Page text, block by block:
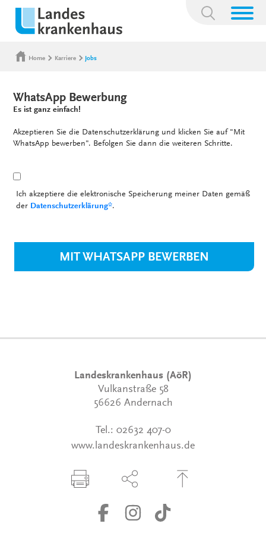
Suchbegriff:
Home Karriere Jobs
WhatsApp Bewerbung
Es ist ganz einfach!
Akzeptieren Sie die Datenschutzerklärung und klicken Sie auf "Mit
WhatsApp bewerben". Befolgen Sie dann die weiteren Schritte.
Ich akzeptiere die elektronische Speicherung meiner Daten gemäß
der Datenschutzerklärung*.
MIT WHATSAPP BEWERBEN
Landeskrankenhaus (AöR)
Vulkanstraße 58
56626 Andernach
Tel.: 02632 407-0
www.landeskrankenhaus.de